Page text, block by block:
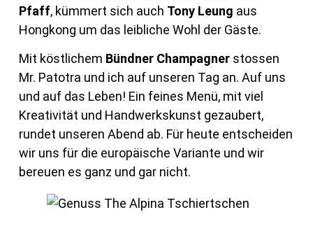
Pfaff, kümmert sich auch Tony Leung aus
Hongkong um das leibliche Wohl der Gäste.
Mit köstlichem Bündner Champagnerstossen
Mr. Patotra und ich auf unseren Tag an. Auf uns
und auf das Leben! Ein feines Menü, mit viel
Kreativität und Handwerkskunst gezaubert,
rundet unseren Abend ab. Für heute entscheiden
wir uns für die europäische Variante und wir
bereuen es ganz und gar nicht.